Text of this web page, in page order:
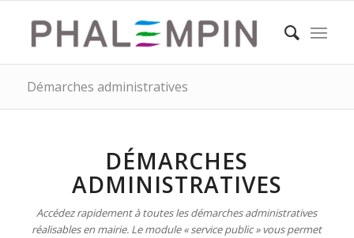
Démarches administratives
DÉMARCHES
ADMINISTRATIVES
Accédez rapidement à toutes les démarches administratives
réalisables en mairie. Le module « service public » vous permet